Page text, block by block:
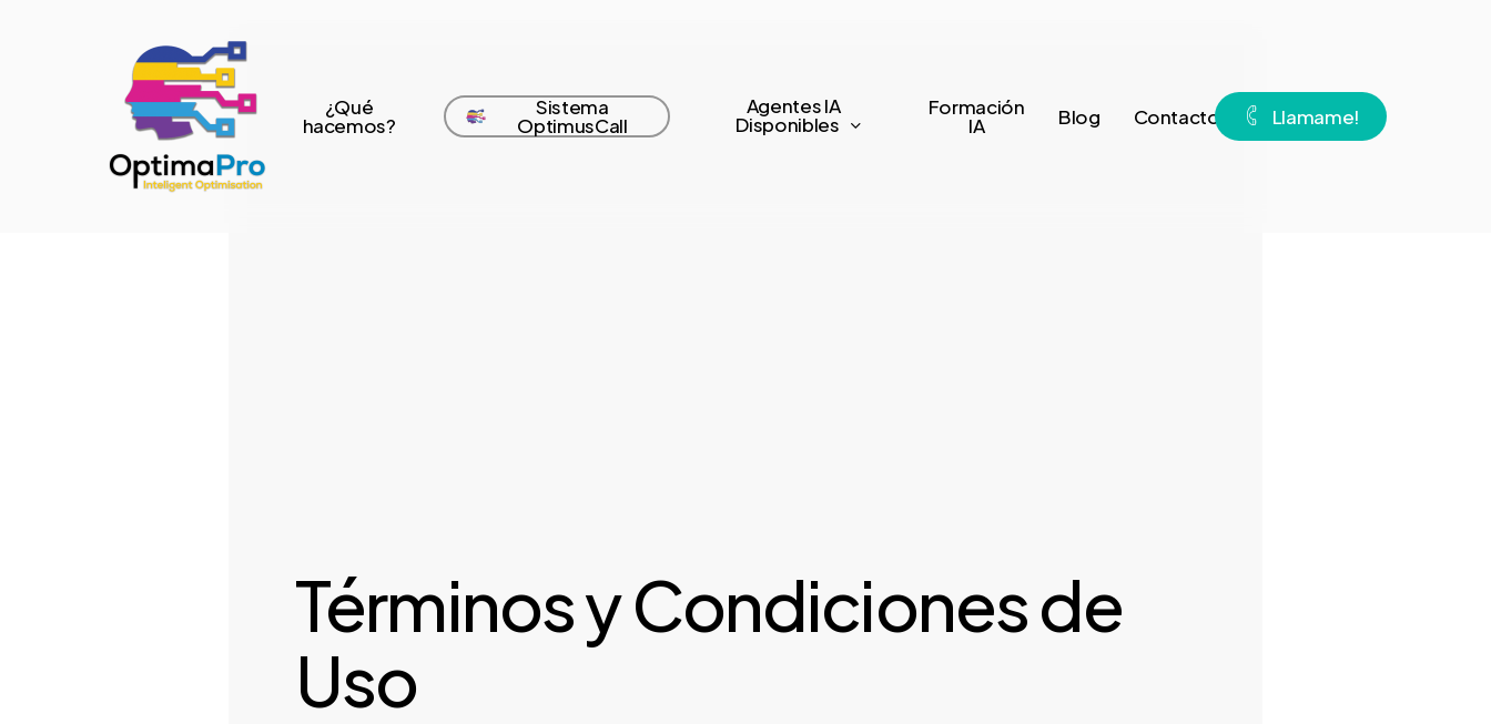
Skip
to
main
content
¿Qué
hacemos?
Sistema
OptimusCall
Agentes IA
Disponibles
Formación
IA Blog Contacto Llamame!
Términos y Condiciones de
Uso